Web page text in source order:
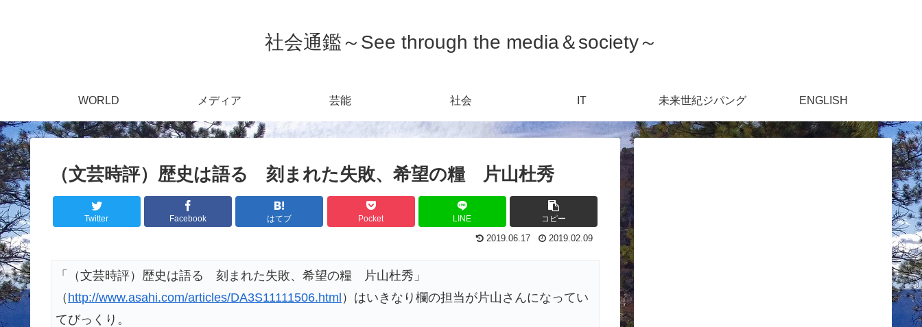
社会通鑑～See through the media＆society～
WORLD メディア 芸能 社会 IT 未来世紀ジパング ENGLISH
（文芸時評）歴史は語る 刻まれた失敗、希望の糧 片山杜秀
Twitter Facebook はてブ Pocket LINE コピー
2019.06.17 2019.02.09
「（文芸時評）歴史は語る 刻まれた失敗、希望の糧 片山杜秀」
（ http://www.asahi.com/articles/DA3S11111506.html ）はいきなり欄の担当が片山さんになってい
てびっくり。